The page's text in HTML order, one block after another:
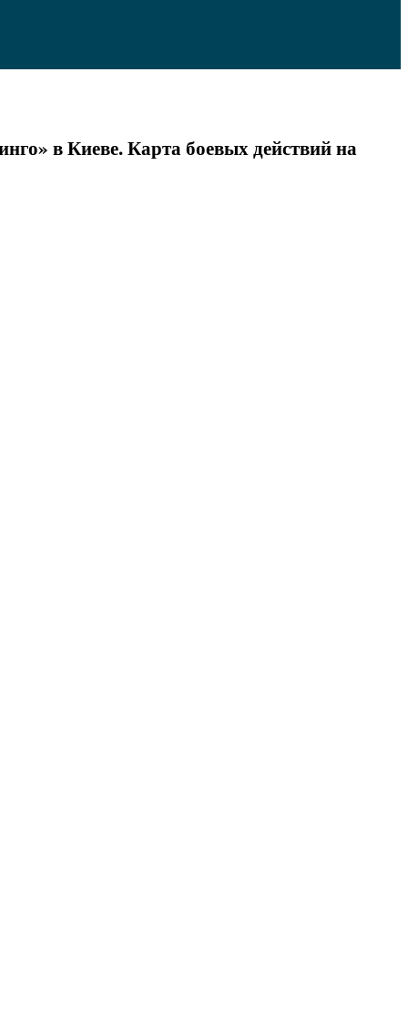
в Киеве. Карта боевых действий на